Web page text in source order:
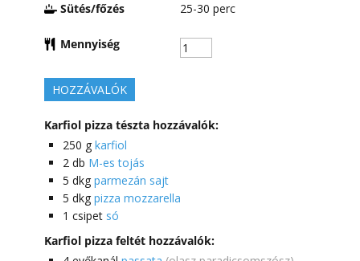
Sütés/főzés 25-30 perc
Mennyiség
HOZZÁVALÓK
Karfiol pizza tészta hozzávalók:
250 g karfiol
2 db M-es tojás
5 dkg parmezán sajt
5 dkg pizza mozzarella
1 csipet só
Karfiol pizza feltét hozzávalók: